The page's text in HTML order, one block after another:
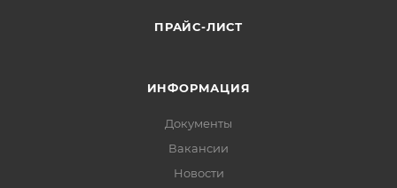
ПРАЙС-ЛИСТ
ИНФОРМАЦИЯ
Документы
Вакансии
Новости